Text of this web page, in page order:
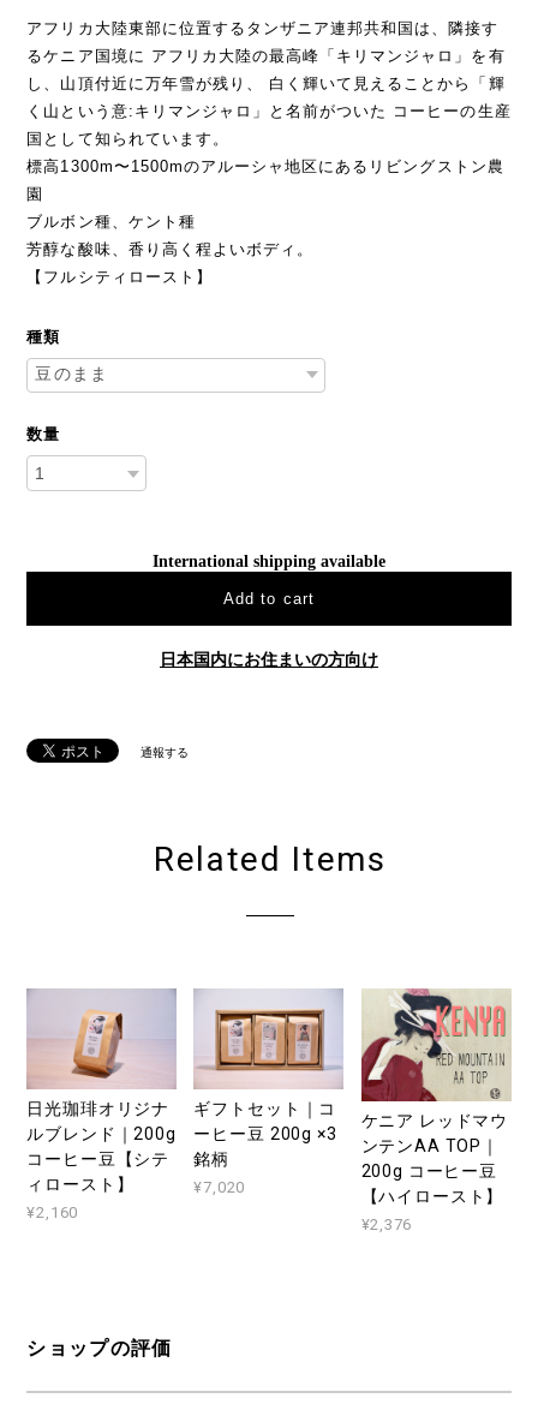
アフリカ大陸東部に位置するタンザニア連邦共和国は、隣接す
るケニア国境に アフリカ大陸の最高峰「キリマンジャロ」を有
し、山頂付近に万年雪が残り、 白く輝いて見えることから「輝
く山という意:キリマンジャロ」と名前がついた コーヒーの生産
国として知られています。
標高1300m〜1500mのアルーシャ地区にあるリビングストン農
園
ブルボン種、ケント種
芳醇な酸味、香り高く程よいボディ。
【フルシティロースト】
種類
数量
International shipping available
Add to cart
日本国内にお住まいの方向け
通報する
Related Items
日光珈琲オリジナ
ルブレンド｜200g
コーヒー豆【シテ
ィロースト】
¥2,160
ギフトセット｜コ
ーヒー豆 200g ×3
銘柄
¥7,020
ケニア レッドマウ
ンテンAA TOP｜
200g コーヒー豆
【ハイロースト】
¥2,376
ショップの評価